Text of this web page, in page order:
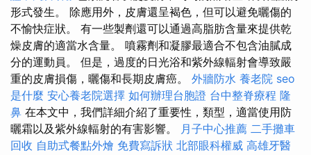
形式發生。 除應用外，皮膚還呈褐色，但可以避免曬傷的
不愉快症狀。 有一些製劑還可以通過高脂肪含量來提供乾
燥皮膚的適當水含量。 噴霧劑和凝膠最適合不包含油膩成
分的運動員。 但是，過度的日光浴和紫外線輻射會導致嚴
重的皮膚損傷，曬傷和長期皮膚癌。 外牆防水 養老院 seo
是什麼 安心養老院選擇 如何辦理台胞證 台中整脊療程 隆
鼻 在本文中，我們詳細介紹了重要性，類型，適當使用防
曬霜以及紫外線輻射的有害影響。 月子中心推薦 二手攤車
回收 自助式餐點外燴 免費寫訴狀 北部眼科權威 高雄牙醫